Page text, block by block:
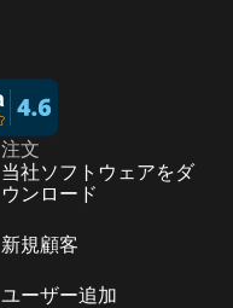
注文
当社ソフトウェアをダ
ウンロード
新規顧客
ユーザー追加